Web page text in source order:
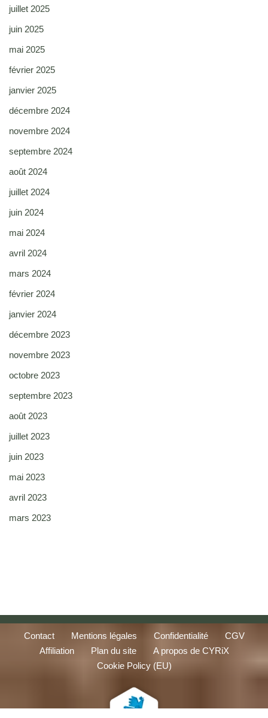
juillet 2025
juin 2025
mai 2025
février 2025
janvier 2025
décembre 2024
novembre 2024
septembre 2024
août 2024
juillet 2024
juin 2024
mai 2024
avril 2024
mars 2024
février 2024
janvier 2024
décembre 2023
novembre 2023
octobre 2023
septembre 2023
août 2023
juillet 2023
juin 2023
mai 2023
avril 2023
mars 2023
Contact Mentions légales Confidentialité
CGV
Affiliation
Plan du site
A propos de CYRiX
Cookie Policy (EU)